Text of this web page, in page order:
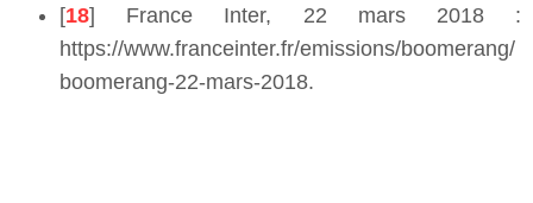
[18] France Inter, 22 mars 2018 :
https://www.franceinter.fr/emissions/boomerang/
boomerang-22-mars-2018.